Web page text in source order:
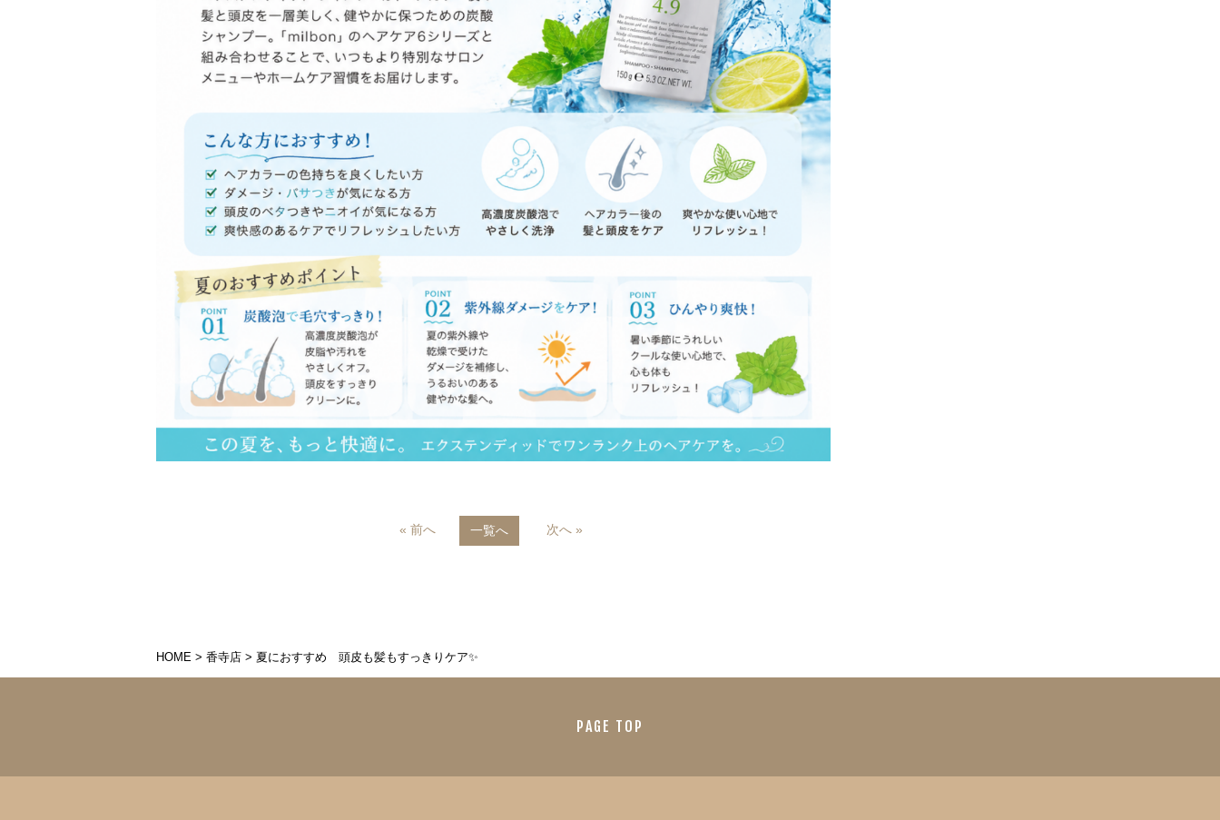
« 前へ 一覧へ 次へ »
HOME > 香寺店 > 夏におすすめ 頭皮も髪もすっきりケア✨
PAGE TOP